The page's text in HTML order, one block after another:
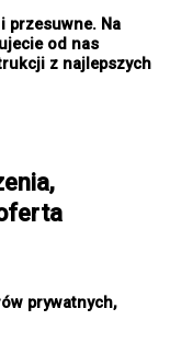
przesuwne. Na
od nas
z najlepszych
prywatnych,